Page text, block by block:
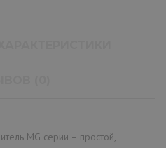
MG серии – простой,